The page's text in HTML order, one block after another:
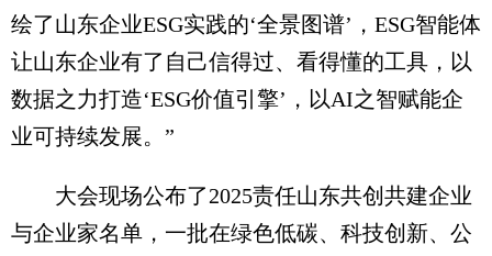
绘了山东企业ESG实践的‘全景图谱’，ESG智能体
让山东企业有了自己信得过、看得懂的工具，以
数据之力打造‘ESG价值引擎’，以AI之智赋能企
业可持续发展。”
大会现场公布了2025责任山东共创共建企业
与企业家名单，一批在绿色低碳、科技创新、公